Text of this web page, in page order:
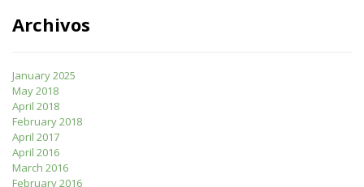
Archivos
January 2025
May 2018
April 2018
February 2018
April 2017
April 2016
March 2016
February 2016